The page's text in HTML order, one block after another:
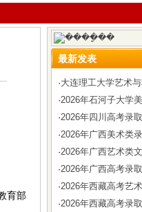
育部
最新发表
·大连理工大学艺术
·2026年石河子大学
·2026年四川高考录
·2026年广西美术类
·2026年广西艺术类
·2026年广西高考录
·2026年西藏高考艺
·2026年西藏高考录